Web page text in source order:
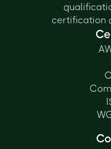
certification